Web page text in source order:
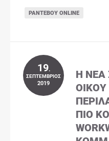
ΡΑΝΤΕΒΟΎ ONLINE
19.
ΣΕΠΤΈΜΒΡΙΟΣ
2019
Η ΝΈΑ
ΟΊΚΟΥ
ΠΙΟ